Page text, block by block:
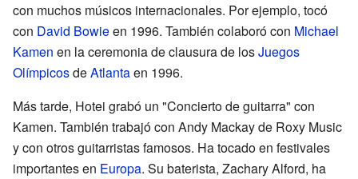
con muchos músicos internacionales. Por ejemplo, tocó
con David Bowieen 1996. También colaboró con Michael
Kamen en la ceremonia de clausura de losJuegos
OlímpicosdeAtlantaen 1996.
Más tarde, Hotei grabó un "Concierto de guitarra" con
Kamen. También trabajó con Andy Mackay de Roxy Music
y con otros guitarristas famosos. Ha tocado en festivales
importantes en Europa. Su baterista, Zachary Alford, ha